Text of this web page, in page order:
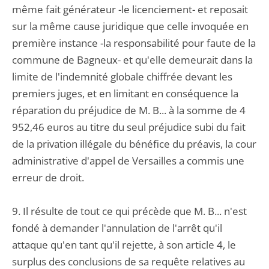
même fait générateur -le licenciement- et reposait
sur la même cause juridique que celle invoquée en
première instance -la responsabilité pour faute de la
commune de Bagneux- et qu'elle demeurait dans la
limite de l'indemnité globale chiffrée devant les
premiers juges, et en limitant en conséquence la
réparation du préjudice de M. B... à la somme de 4
952,46 euros au titre du seul préjudice subi du fait
de la privation illégale du bénéfice du préavis, la cour
administrative d'appel de Versailles a commis une
erreur de droit.
9. Il résulte de tout ce qui précède que M. B... n'est
fondé à demander l'annulation de l'arrêt qu'il
attaque qu'en tant qu'il rejette, à son article 4, le
surplus des conclusions de sa requête relatives au